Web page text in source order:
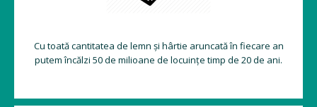
Cu toată cantitatea de lemn și hârtie aruncată în fiecare an
putem încălzi 50 de milioane de locuințe timp de 20 de ani.